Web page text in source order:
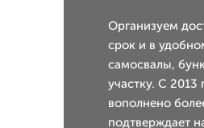
Организуем
срок и в
самосвалы,
участку. С 2013
вополнено
подтверждает